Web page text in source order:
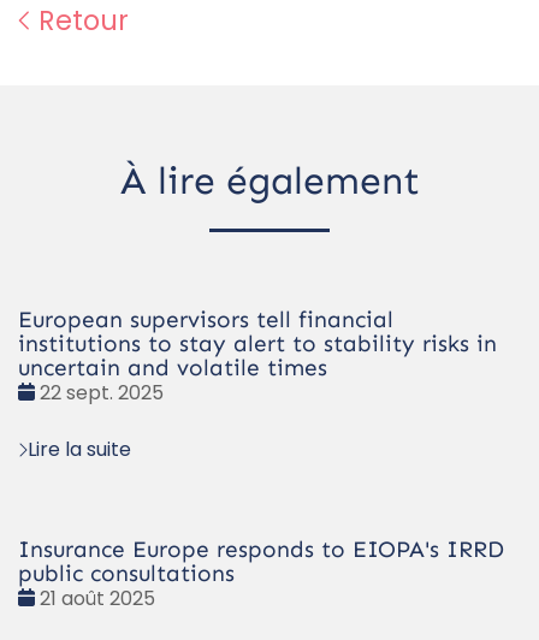
Retour
À lire également
European supervisors tell financial
institutions to stay alert to stability risks in
uncertain and volatile times
Date
22 sept. 2025
Lire la suite
Insurance Europe responds to EIOPA's IRRD
public consultations
Date
21 août 2025